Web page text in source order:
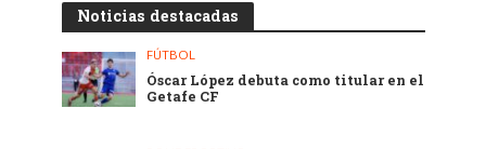
Noticias destacadas
FÚTBOL
Óscar López debuta como titular en el
Getafe CF